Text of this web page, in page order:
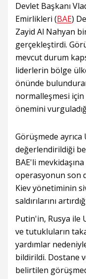
Devlet Başkanı
Emirlikleri (BAE)
Zayid Al Nahyan
gerçekleştirdi.
mevcut durum
liderlerin bölge
önünde
normalleşmesi için
önemini
Görüşmede
değerlendirildiği
BAE'li
operasyonun son
Kiev yönetiminin
saldırılarını
Putin'in, Rusya ile
ve tutukluların
yardımlar
bildirildi. Dostane
belirtilen